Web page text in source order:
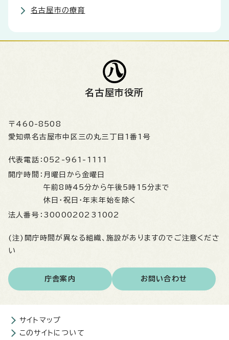
名古屋市の療育
名古屋市役所
〒460-8508
愛知県名古屋市中区三の丸三丁目1番1号
代表電話： 052-961-1111
開庁時間： 月曜日から金曜日
午前8時45分から午後5時15分まで
休日・祝日・年末年始を除く
法人番号： 3000020231002
(注)開庁時間が異なる組織、施設がありますのでご注意くださ
い
庁舎案内 お問い合わせ
サイトマップ
このサイトについて